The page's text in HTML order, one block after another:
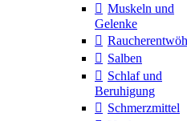
Muskeln und
Gelenke
Salben
Schlaf und
Beruhigung
Schmerzmittel